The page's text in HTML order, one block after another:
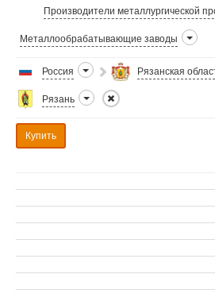
Производители металлургической
Металлообрабатывающие заводы
Россия Рязанская
Рязань
Купить